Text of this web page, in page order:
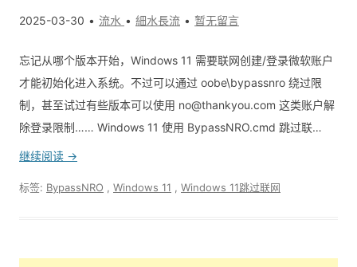
2025-03-30 流水 細水長流 暂无留言
忘记从哪个版本开始，Windows 11 需要联网创建/登录微软账户
才能初始化进入系统。不过可以通过 oobe\bypassnro 绕过限
制，甚至试过有些版本可以使用 no@thankyou.com 这类账户解
除登录限制…… Windows 11 使用 BypassNRO.cmd 跳过联…
继续阅读 →
标签: BypassNRO Windows 11 Windows 11跳过联网